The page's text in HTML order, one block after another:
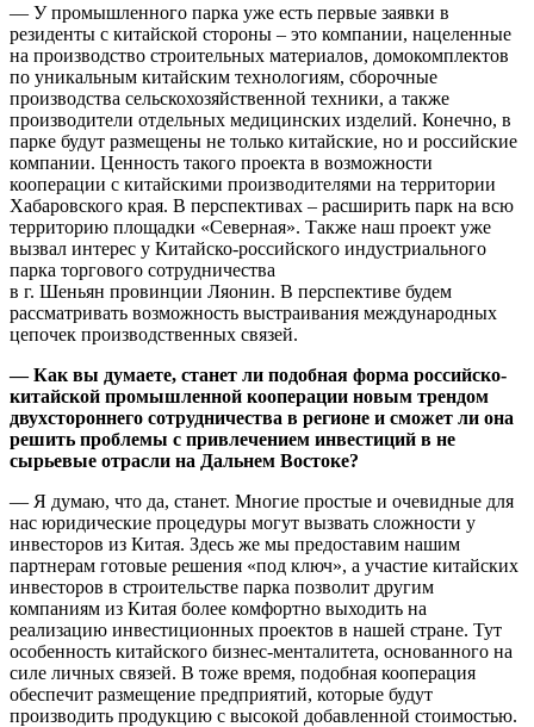
— У промышленного парка уже есть первые заявки в
резиденты с китайской стороны – это компании, нацеленные
на производство строительных материалов, домокомплектов
по уникальным китайским технологиям, сборочные
производства сельскохозяйственной техники, а также
производители отдельных медицинских изделий. Конечно, в
парке будут размещены не только китайские, но и российские
компании. Ценность такого проекта в возможности
кооперации с китайскими производителями на территории
Хабаровского края. В перспективах – расширить парк на всю
территорию площадки «Северная». Также наш проект уже
вызвал интерес у Китайско-российского индустриального
парка торгового сотрудничества
в г. Шеньян провинции Ляонин. В перспективе будем
рассматривать возможность выстраивания международных
цепочек производственных связей.
— Как вы думаете, станет ли подобная форма российско-
китайской промышленной кооперации новым трендом
двухстороннего сотрудничества в регионе и сможет ли она
решить проблемы с привлечением инвестиций в не
сырьевые отрасли на Дальнем Востоке?
— Я думаю, что да, станет. Многие простые и очевидные для
нас юридические процедуры могут вызвать сложности у
инвесторов из Китая. Здесь же мы предоставим нашим
партнерам готовые решения «под ключ», а участие китайских
инвесторов в строительстве парка позволит другим
компаниям из Китая более комфортно выходить на
реализацию инвестиционных проектов в нашей стране. Тут
особенность китайского бизнес-менталитета, основанного на
силе личных связей. В тоже время, подобная кооперация
обеспечит размещение предприятий, которые будут
производить продукцию с высокой добавленной стоимостью.